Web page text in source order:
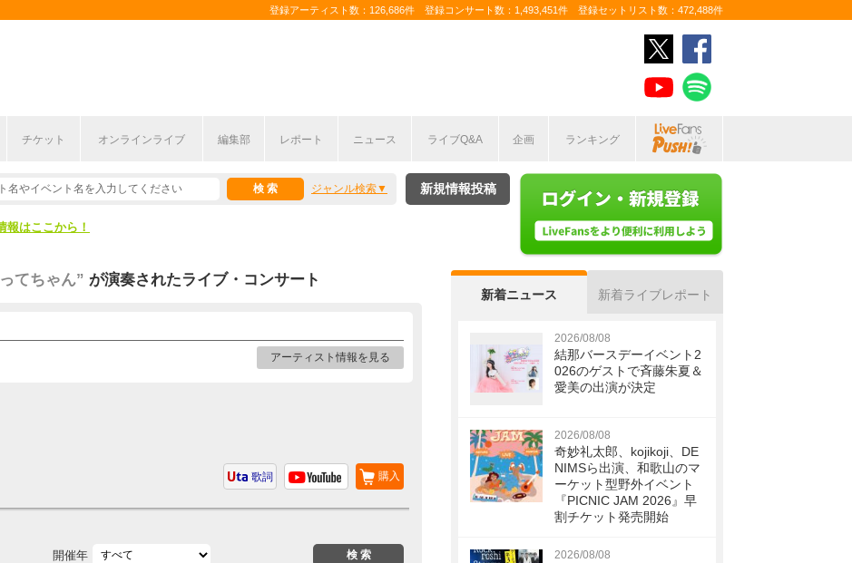
登録アーティスト数：126,686件 登録コンサート数：1,493,451件 登録セットリスト数：472,488件
チケット オンラインライブ 編集部 レポート ニュース ライブQ&A 企画 ランキング
ジャンル検索
年上半期編発表！
報はここから！
新規情報投稿
てちゃん” が演奏されたライブ・コンサート
アーティスト情報を見る
購入
歌詞
開催年
新着ニュース 新着ライブレポート
2026/08/08
結那バースデーイベント2
026のゲストで斉藤朱夏＆
愛美の出演が決定
2026/08/08
奇妙礼太郎、kojikoji、DE
NIMSら出演、和歌山のマ
ーケット型野外イベント
『PICNIC JAM 2026』早
割チケット発売開始
2026/08/08